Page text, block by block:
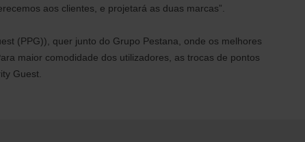
aos clientes, e projetará as duas marcas”.
(PPG)), quer junto do Grupo Pestana, onde os melhores
maior comodidade dos utilizadores, as trocas de pontos
Guest.